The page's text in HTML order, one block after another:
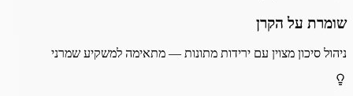
שומרת על הקרן
ניהול סיכון מצוין עם ירידות מתונות — מתאימה למשקיע שמרני